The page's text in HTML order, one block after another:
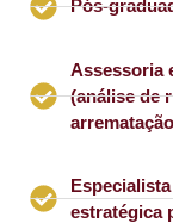
Pós-
Assessoria
(análise de
estratégica